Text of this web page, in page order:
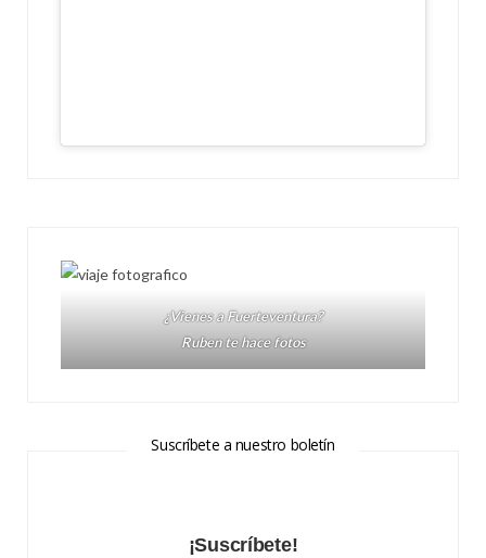
¿Vienes a Fuerteventura?
Ruben te hace fotos
Suscríbete a nuestro boletín
¡Suscríbete!